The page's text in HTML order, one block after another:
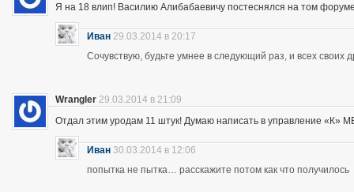
Я на 18 влип! Василию Алибабаевичу постеснялся на том
Иван 29.03.2014 в 20:17
Сочувствую, будьте умнее в следующий раз, и всех своих
Wrangler 29.03.2014 в 21:09
Отдал этим уродам 11 штук! Думаю написать в управление «К»
Иван 30.03.2014 в 12:06
попытка не пытка… расскажите потом как что получилось